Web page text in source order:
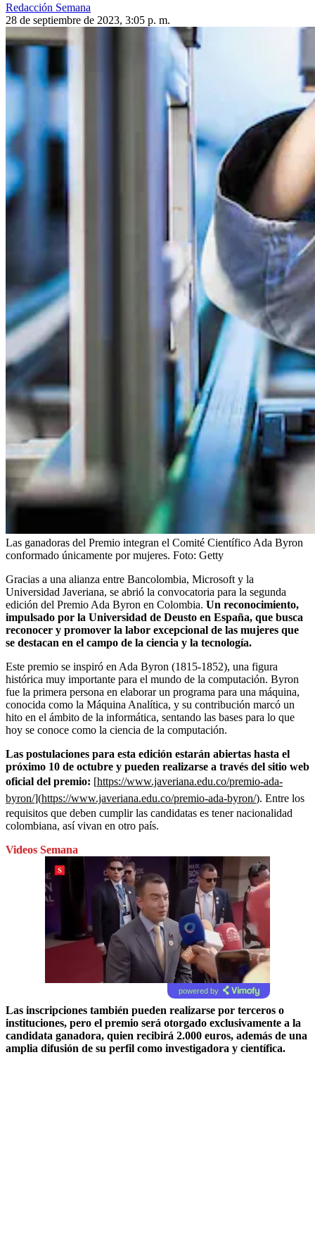
Redacción Semana
28 de septiembre de 2023, 3:05 p. m.
Las ganadoras del Premio integran el Comité Científico Ada Byron
conformado únicamente por mujeres. Foto: Getty
Gracias a una alianza entre Bancolombia, Microsoft y la
Universidad Javeriana, se abrió la convocatoria para la segunda
edición del Premio Ada Byron en Colombia. Un reconocimiento,
impulsado por la Universidad de Deusto en España, que busca
reconocer y promover la labor excepcional de las mujeres que
se destacan en el campo de la ciencia y la tecnología.
Este premio se inspiró en Ada Byron (1815-1852), una figura
histórica muy importante para el mundo de la computación. Byron
fue la primera persona en elaborar un programa para una máquina,
conocida como la Máquina Analítica, y su contribución marcó un
hito en el ámbito de la informática, sentando las bases para lo que
hoy se conoce como la ciencia de la computación.
Las postulaciones para esta edición estarán abiertas hasta el
próximo 10 de octubre y pueden realizarse a través del sitio web
oficial del premio: [https://www.javeriana.edu.co/premio-ada-
byron/](https://www.javeriana.edu.co/premio-ada-byron/). Entre los
requisitos que deben cumplir las candidatas es tener nacionalidad
colombiana, así vivan en otro país.
Videos Semana
powered by
Las inscripciones también pueden realizarse por terceros o
instituciones, pero el premio será otorgado exclusivamente a la
candidata ganadora, quien recibirá 2.000 euros, además de una
amplia difusión de su perfil como investigadora y científica.